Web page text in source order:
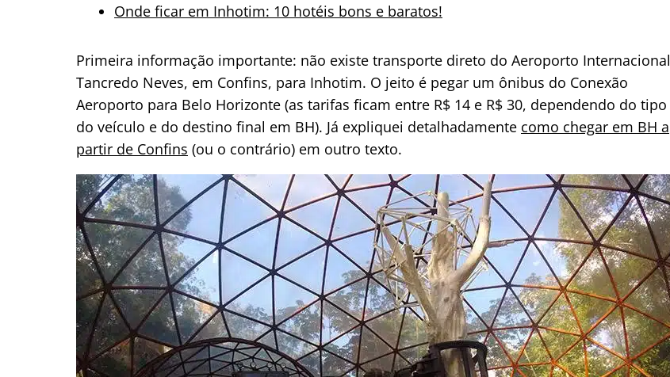
Onde ficar em Inhotim: 10 hotéis bons e baratos!
Primeira informação importante: não existe transporte direto do Aeroporto Internacional
Tancredo Neves, em Confins, para Inhotim. O jeito é pegar um ônibus do Conexão
Aeroporto para Belo Horizonte (as tarifas ficam entre R$ 14 e R$ 30, dependendo do tipo
do veículo e do destino final em BH). Já expliquei detalhadamente como chegar em BH a
partir de Confins (ou o contrário) em outro texto.